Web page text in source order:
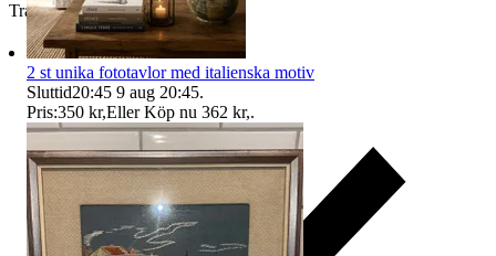
Traderas köparskydd
2 st unika fototavlor med italienska motiv
Sluttid20:45 9 aug 20:45.
Pris:350 kr,Eller Köp nu 362 kr,.